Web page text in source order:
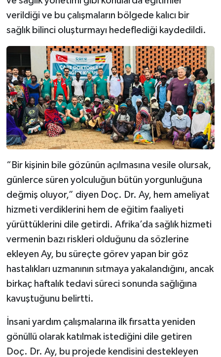
verildiği ve bu çalışmaların bölgede kalıcı bir
sağlık bilinci oluşturmayı hedeflediği kaydedildi.
“Bir kişinin bile gözünün açılmasına vesile olursak,
günlerce süren yolculuğun bütün yorgunluğuna
değmiş oluyor,” diyen Doç. Dr. Ay, hem ameliyat
hizmeti verdiklerini hem de eğitim faaliyeti
yürüttüklerini dile getirdi. Afrika’da sağlık hizmeti
vermenin bazı riskleri olduğunu da sözlerine
ekleyen Ay, bu süreçte görev yapan bir göz
hastalıkları uzmanının sıtmaya yakalandığını, ancak
birkaç haftalık tedavi süreci sonunda sağlığına
kavuştuğunu belirtti.
İnsani yardım çalışmalarına ilk fırsatta yeniden
gönüllü olarak katılmak istediğini dile getiren
Doç. Dr. Ay, bu projede kendisini destekleyen